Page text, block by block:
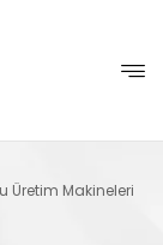
Üretim Makineleri